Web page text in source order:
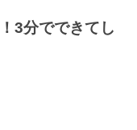
3分でできてし